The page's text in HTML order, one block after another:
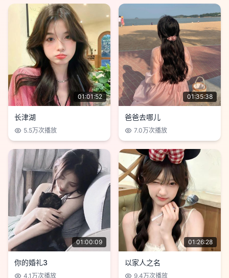
01:01:52
长津湖
5.5万次播放
01:35:38
爸爸去哪儿
7.0万次播放
01:00:09
你的婚礼3
4.1万次播放
01:26:28
以家人之名
9.4万次播放